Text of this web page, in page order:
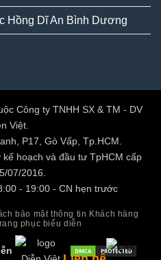
Hồng Dĩ An Bình Dương
Công ty TNHH SX & TM - DV
Việt.
P17, Gò Vấp, Tp.HCM.
hoạch và đầu tư TpHCM cấp
07/2016.
- 19:00 - CN hẹn trước
bảo mật thông tin Khách hàng
phục biểu diễn